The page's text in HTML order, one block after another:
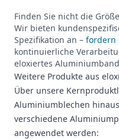
Finden Sie nicht die
Wir bieten
Spezifikation an – fordern
kontinuierliche
eloxiertes
Weitere Produkte aus
Über unsere
Aluminiumblechen
verschiedene
angewendet werden: